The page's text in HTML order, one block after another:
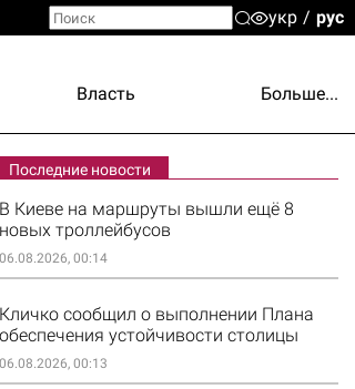
укр рус
Власть Больше...
Последние новости
В Киеве на маршруты вышли ещё 8
новых троллейбусов
06.08.2026, 00:14
Кличко сообщил о выполнении Плана
обеспечения устойчивости столицы
06.08.2026, 00:13